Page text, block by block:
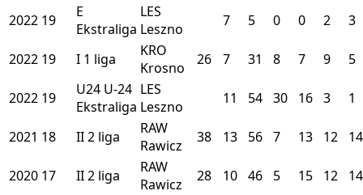
2022 19
E
Ekstraliga
LES
Leszno
7 5 0 0 2 3
2022 19 I 1 liga
KRO
Krosno
26 7 31 8 7 9 5
2022 19 U24 U-24
Ekstraliga
LES
Leszno
11 54 30 16 3 1
2021 18 II2 liga
RAW
Rawicz
38 13 56 7 13 12 14
2020 17 II2 liga
RAW
Rawicz
28 10 46 5 15 12 14